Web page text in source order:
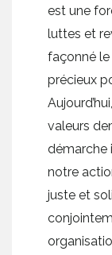
est une
luttes et
façonné
précieux
valeurs
démarche
notre
juste et